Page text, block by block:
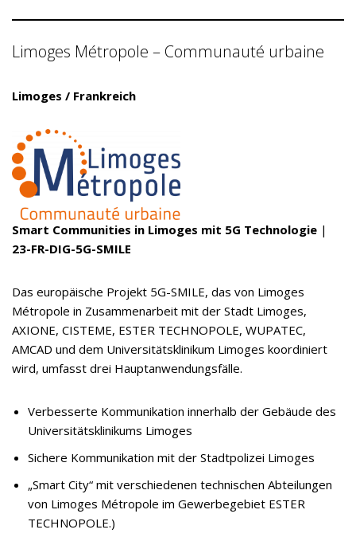
Limoges Métropole – Communauté urbaine
Limoges / Frankreich
Smart Communities in Limoges mit 5G Technologie |
23-FR-DIG-5G-SMILE
Das europäische Projekt 5G-SMILE, das von Limoges
Métropole in Zusammenarbeit mit der Stadt Limoges,
AXIONE, CISTEME, ESTER TECHNOPOLE, WUPATEC,
AMCAD und dem Universitätsklinikum Limoges koordiniert
wird, umfasst drei Hauptanwendungsfälle.
Verbesserte Kommunikation innerhalb der Gebäude des
Universitätsklinikums Limoges
Sichere Kommunikation mit der Stadtpolizei Limoges
„Smart City“ mit verschiedenen technischen Abteilungen
von Limoges Métropole im Gewerbegebiet ESTER
TECHNOPOLE.)